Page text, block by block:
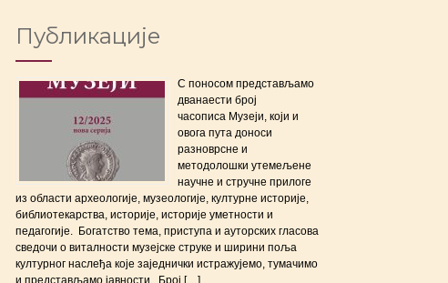
Публикације
С поносом представљамо
дванаести број
часописа Музеји, који и
овога пута доноси
разноврсне и
методолошки утемељене
научне и стручне прилоге
из области археологије, музеологије, културне историје,
библиотекарства, историје, историје уметности и
педагогије. Богатство тема, приступа и ауторских гласова
сведочи о виталности музејске струке и ширини поља
културног наслеђа које заједнички истражујемо, тумачимо
и представљамо јавности. Број […]